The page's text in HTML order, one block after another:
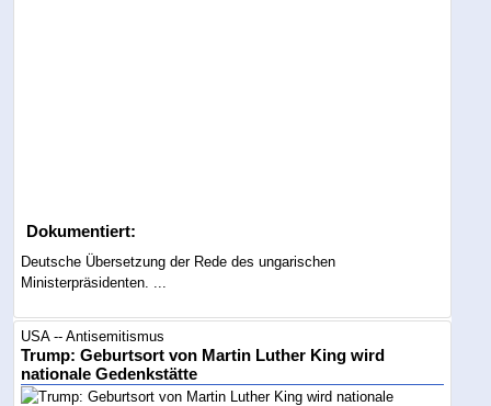
Dokumentiert:
Deutsche Übersetzung der Rede des ungarischen
Ministerpräsidenten. ...
USA -- Antisemitismus
Trump: Geburtsort von Martin Luther King wird
nationale Gedenkstätte